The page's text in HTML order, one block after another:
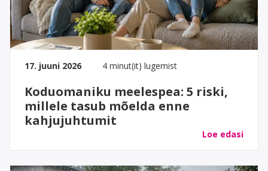
17. juuni 2026 4 minut(it) lugemist
Koduomaniku meelespea: 5 riski,
millele tasub mõelda enne
kahjujuhtumit
Loe edasi